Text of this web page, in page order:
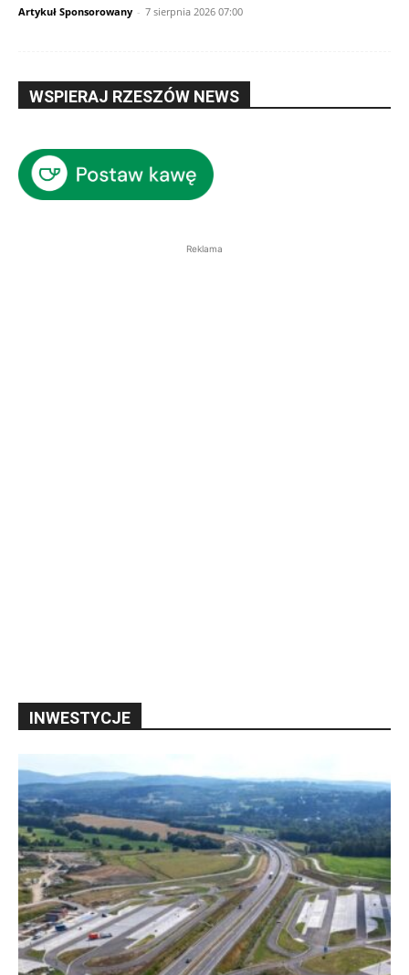
Artykuł Sponsorowany - 7 sierpnia 2026 07:00
WSPIERAJ RZESZÓW NEWS
Reklama
INWESTYCJE